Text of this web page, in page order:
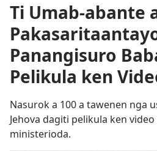
Ti Umab-abante
Panangisuro
Pelikula ken
Nasurok a 100 a tawenen nga
Jehova dagiti pelikula ken
ministerioda.